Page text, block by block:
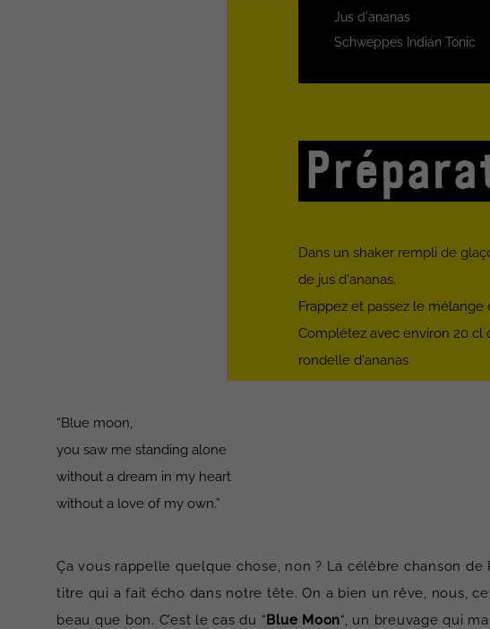
Jus d'ananas
Schweppes Indian Tonic
Dans un shaker rempli de
de jus d'ananas.
Frappez et passez le mélange
Complétez avec environ 20 cl
rondelle d'ananas
“Blue moon,
you saw me standing alone
without a dream in my heart
without a love of my own.”
Ça vous rappelle quelque chose, non ? La célèbre chanson de
titre qui a fait écho dans notre tête. On a bien un rêve, nous,
beau que bon. C’est le cas du “Blue Moon“, un breuvage qui